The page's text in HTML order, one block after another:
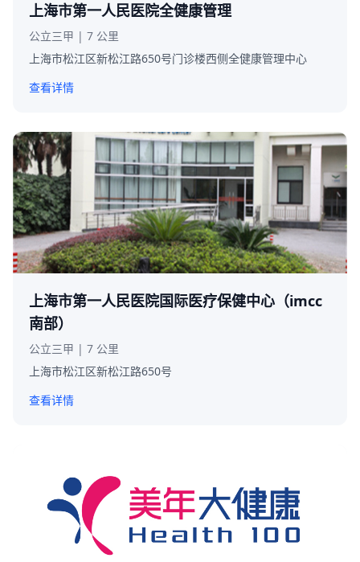
上海市第一人民医院全健康管理
公立三甲 | 7 公里
上海市松江区新松江路650号门诊楼西侧全健康管理中心
查看详情
上海市第一人民医院国际医疗保健中心（imcc
南部）
公立三甲 | 7 公里
上海市松江区新松江路650号
查看详情